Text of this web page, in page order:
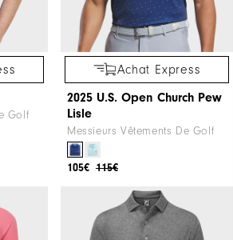
Golf
Achat Express
2025 U.S. Open Church Pew
Lisle
Messieurs Vêtements De Golf
115€
105€